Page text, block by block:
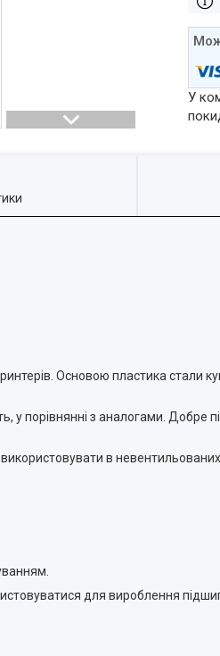
У
Основою пластика стали
у порівнянні з аналогами. Добре
в
для вироблення